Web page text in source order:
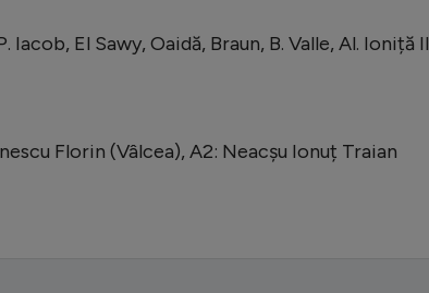
Iacob, El Sawy, Oaidă, Braun, B. Valle, Al. Ioniță
Florin (Vâlcea), A2: Neacșu Ionuț Traian